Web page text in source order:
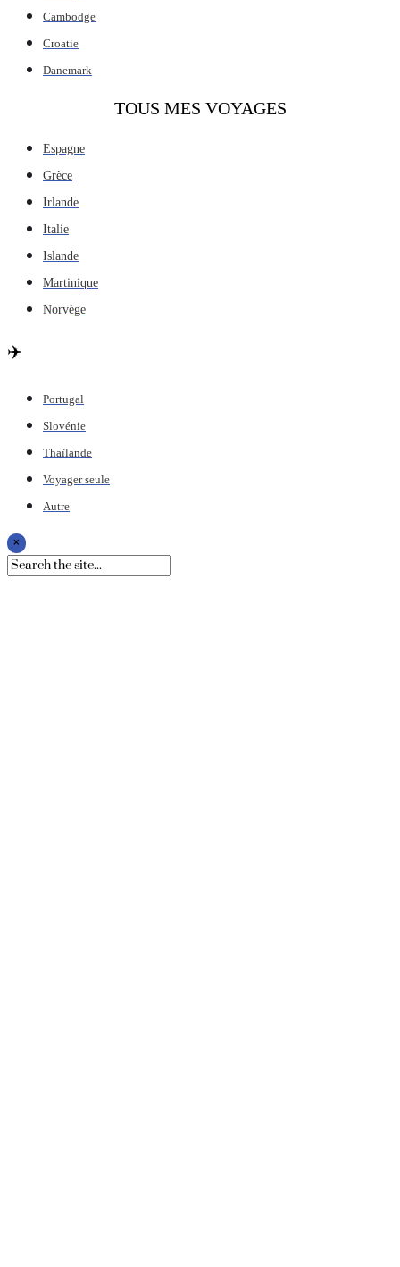
Cambodge
Croatie
Danemark
TOUS MES VOYAGES
Espagne
Grèce
Irlande
Italie
Islande
Martinique
Norvège
✈️
Portugal
Slovénie
Thaïlande
Voyager seule
Autre
×